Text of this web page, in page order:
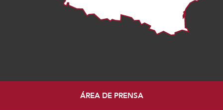
ÁREA DE PRENSA